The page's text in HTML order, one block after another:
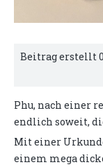
Beitrag erstellt
Phu, nach einer
endlich soweit,
Mit einer
einem mega